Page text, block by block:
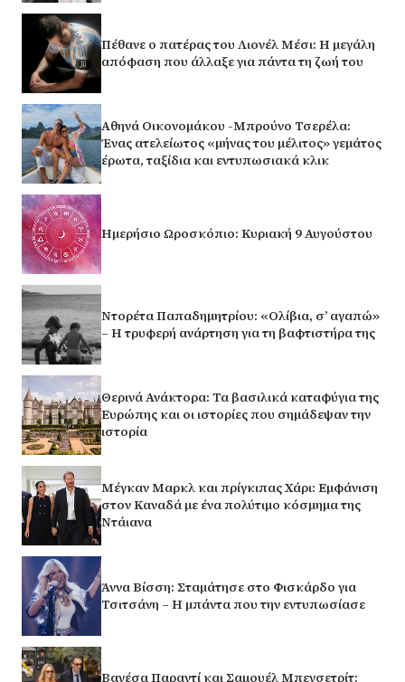
Πέθανε ο πατέρας του Λιονέλ Μέσι: Η μεγάλη
απόφαση που άλλαξε για πάντα τη ζωή του
Αθηνά Οικονομάκου -Μπρούνο Τσερέλα:
Ένας ατελείωτος «μήνας του μέλιτος» γεμάτος
έρωτα, ταξίδια και εντυπωσιακά κλικ
Ημερήσιο Ωροσκόπιο: Κυριακή 9 Αυγούστου
Ντορέτα Παπαδημητρίου: «Ολίβια, σ’ αγαπώ»
– Η τρυφερή ανάρτηση για τη βαφτιστήρα της
Θερινά Ανάκτορα: Τα βασιλικά καταφύγια της
Ευρώπης και οι ιστορίες που σημάδεψαν την
ιστορία
Μέγκαν Μαρκλ και πρίγκιπας Χάρι: Εμφάνιση
στον Καναδά με ένα πολύτιμο κόσμημα της
Ντάιανα
Άννα Βίσση: Σταμάτησε στο Φισκάρδο για
Τσιτσάνη – Η μπάντα που την εντυπωσίασε
Βανέσα Παραντί και Σαμουέλ Μπενσετρίτ: